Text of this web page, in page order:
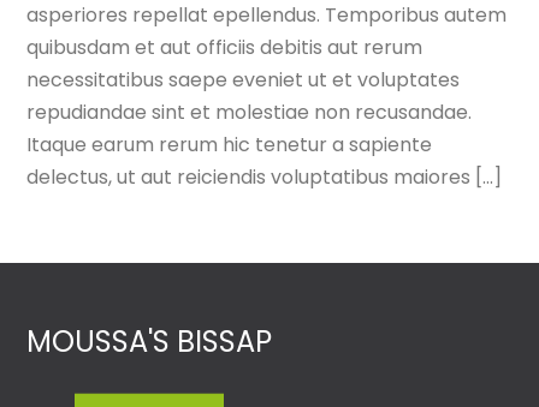
asperiores repellat epellendus. Temporibus autem
quibusdam et aut officiis debitis aut rerum
necessitatibus saepe eveniet ut et voluptates
repudiandae sint et molestiae non recusandae.
Itaque earum rerum hic tenetur a sapiente
delectus, ut aut reiciendis voluptatibus maiores [...]
MOUSSA'S BISSAP